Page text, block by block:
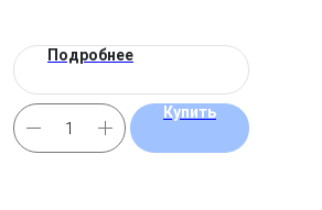
Подробнее
Купить